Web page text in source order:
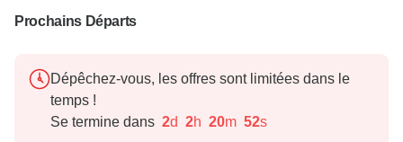
Prochains Départs
Dépêchez-vous, les offres sont limitées dans le
temps !
Se termine dans 2d 2h 20m 51s